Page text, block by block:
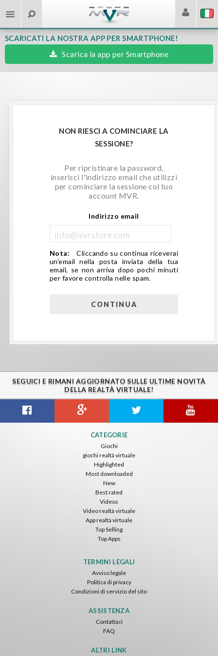
SCARICATI LA NOSTRA APP PER SMARTPHONE!
Scarica la app per Smartphone
NON RIESCI A COMINCIARE LA
SESSIONE?
Per ripristinare la password,
inserisci l'indirizzo email che utilizzi
per cominciare la sessione col tuo
account MVR.
Indirizzo email
Nota:
Cliccando su continua riceverai
un'email nella posta inviata della tua
email, se non arriva dopo pochi minuti
per favore controlla nelle spam.
SEGUICI E RIMANI AGGIORNATO SULLE ULTIME NOVITÀ
DELLA REALTÀ VIRTUALE!
CATEGORIE
Giochi
giochi realtà virtuale
Highlighted
Most downloaded
New
Best rated
Videos
Video realtà virtuale
App realtà virtuale
Top Selling
Top Apps
TERMINI LEGALI
Avviso legale
Politica di privacy
Condizioni di servizio del sito
ASSISTENZA
Contattaci
FAQ
ALTRI LINK